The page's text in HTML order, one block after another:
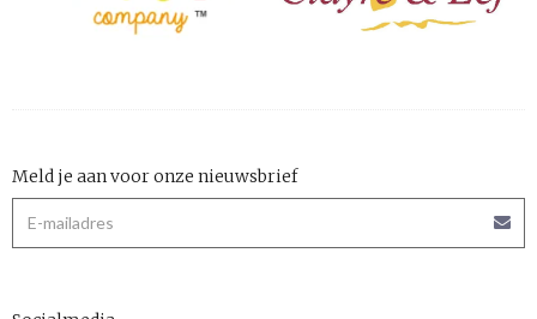
Meld je aan voor onze nieuwsbrief